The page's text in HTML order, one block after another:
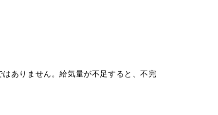
¥30,360（税抜価格 ￥27,600）
ありません。給気量が不足すると、不完